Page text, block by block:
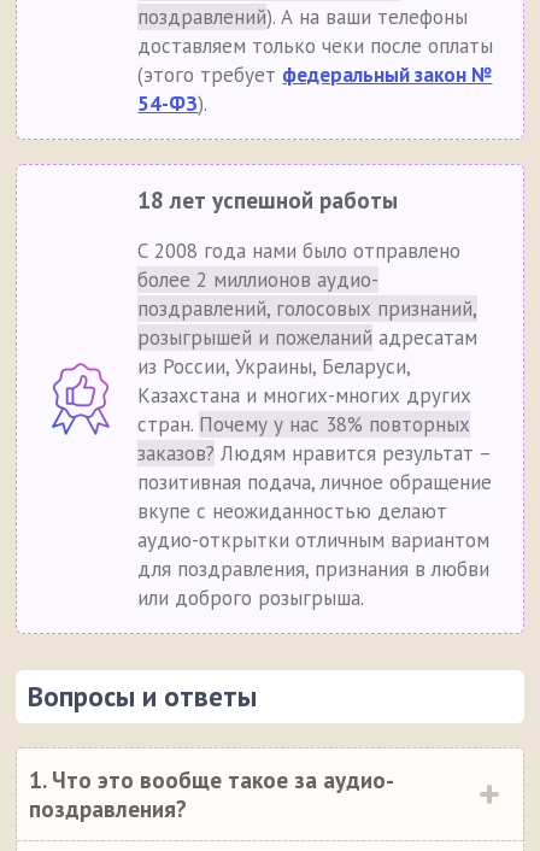
поздравлений). А на ваши телефоны
доставляем только чеки после оплаты
(этого требует федеральный закон №
54-ФЗ).
18 лет успешной работы
С 2008 года нами было отправлено
более 2 миллионов аудио-
поздравлений, голосовых признаний,
розыгрышей и пожеланий адресатам
из России, Украины, Беларуси,
Казахстана и многих-многих других
стран. Почему у нас 38% повторных
заказов? Людям нравится результат –
позитивная подача, личное обращение
вкупе с неожиданностью делают
аудио-открытки отличным вариантом
для поздравления, признания в любви
или доброго розыгрыша.
Вопросы и ответы
1. Что это вообще такое за аудио-
поздравления?